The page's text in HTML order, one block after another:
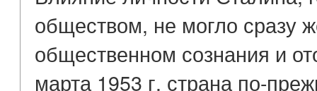
обществом, не могло сразу
общественном сознания и
марта 1953 г. страна по-